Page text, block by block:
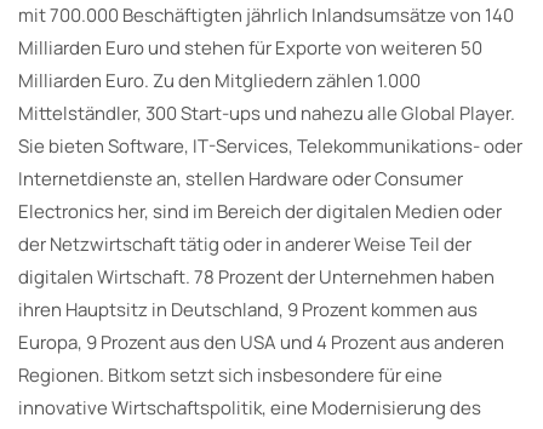
mit 700.000 Beschäftigten jährlich Inlandsumsätze von 140
Milliarden Euro und stehen für Exporte von weiteren 50
Milliarden Euro. Zu den Mitgliedern zählen 1.000
Mittelständler, 300 Start-ups und nahezu alle Global Player.
Sie bieten Software, IT-Services, Telekommunikations- oder
Internetdienste an, stellen Hardware oder Consumer
Electronics her, sind im Bereich der digitalen Medien oder
der Netzwirtschaft tätig oder in anderer Weise Teil der
digitalen Wirtschaft. 78 Prozent der Unternehmen haben
ihren Hauptsitz in Deutschland, 9 Prozent kommen aus
Europa, 9 Prozent aus den USA und 4 Prozent aus anderen
Regionen. Bitkom setzt sich insbesondere für eine
innovative Wirtschaftspolitik, eine Modernisierung des